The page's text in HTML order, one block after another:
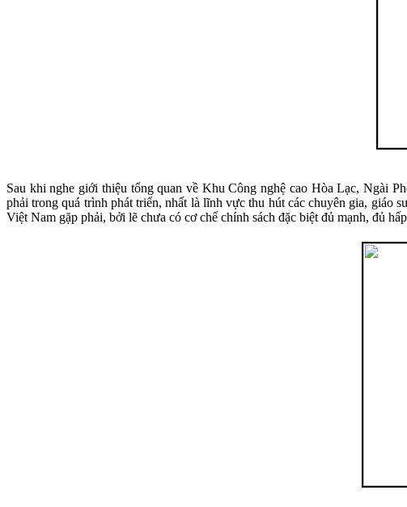
Sau khi nghe giới thiệu tổng quan về Khu Công nghệ cao Hòa Lạc, Ngài
phải trong quá trình phát triển, nhất là lĩnh vực thu hút các chuyên gia, giáo
Việt Nam gặp phải, bởi lẽ chưa có cơ chế chính sách đặc biệt đủ mạnh, đủ